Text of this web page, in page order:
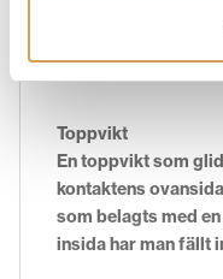
Toppvikt
En toppvikt som
kontaktens
som belagts med
insida har man fällt